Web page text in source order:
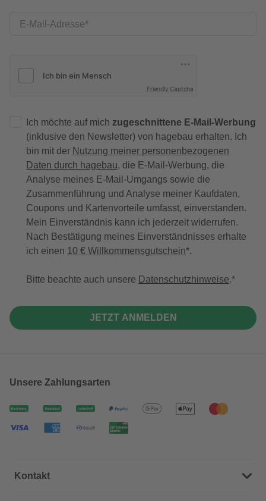
E-Mail-Adresse
Friendly Captcha
Ich möchte auf mich zugeschnittene E-Mail-Werbung
(inklusive den Newsletter) von hagebau erhalten. Ich
bin mit der Nutzung meiner personenbezogenen
Daten durch hagebau, die E-Mail-Werbung, die
Analyse meines E-Mail-Umgangs sowie die
Zusammenführung und Analyse meiner Kaufdaten,
Coupons und Kartenvorteile umfasst, einverstanden.
Mein Einverständnis kann ich jederzeit widerrufen.
Nach Bestätigung meines Einverständnisses erhalte
ich einen 10 € Willkommensgutschein*.
Bitte beachte auch unsere Datenschutzhinweise.
JETZT ANMELDEN
Unsere Zahlungsarten
Kontakt